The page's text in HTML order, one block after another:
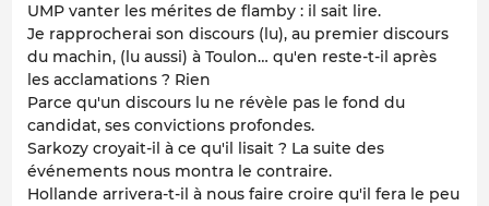
UMP vanter les mérites de flamby : il sait lire.
Je rapprocherai son discours (lu), au premier discours
du machin, (lu aussi) à Toulon… qu'en reste-t-il après
les acclamations ? Rien
Parce qu'un discours lu ne révèle pas le fond du
candidat, ses convictions profondes.
Sarkozy croyait-il à ce qu'il lisait ? La suite des
événements nous montra le contraire.
Hollande arrivera-t-il à nous faire croire qu'il fera le peu